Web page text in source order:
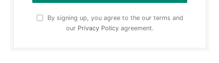
By signing up, you agree to the our terms and
our Privacy Policy agreement.